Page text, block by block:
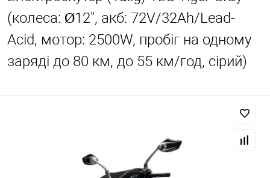
(колеса: Ø12", акб: 72V/32Ah/Lead-
Acid, мотор: 2500W, пробіг на одному
заряді до 80 км, до 55 км/год, сірий)